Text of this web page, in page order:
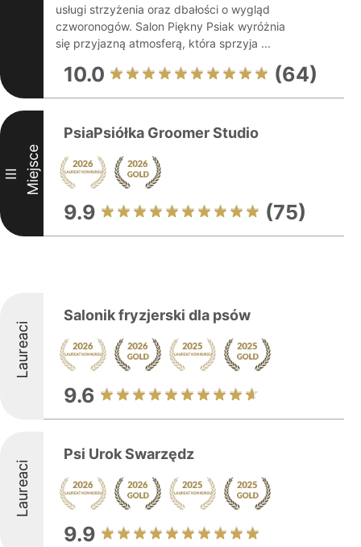
usługi strzyżenia oraz dbałości o wygląd
czworonogów. Salon Piękny Psiak wyróżnia
się przyjazną atmosferą, która sprzyja ...
10.0 (64)
III Miejsce
PsiaPsiółka Groomer Studio
9.9 (75)
Laureaci
Salonik fryzjerski dla psów
9.6
Laureaci
Psi Urok Swarzędz
9.9